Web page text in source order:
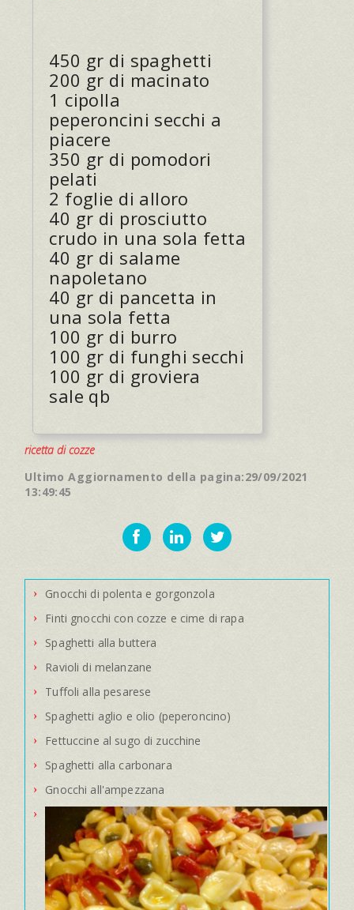
Gnocchi di polenta e gorgonzola
Finti gnocchi con cozze e cime di rapa
Spaghetti alla buttera
Ravioli di melanzane
Tuffoli alla pesarese
Spaghetti aglio e olio (peperoncino)
Fettuccine al sugo di zucchine
Spaghetti alla carbonara
Gnocchi all'ampezzana
450 gr di spaghetti
200 gr di macinato
1 cipolla
peperoncini secchi a
piacere
350 gr di pomodori
pelati
2 foglie di alloro
40 gr di prosciutto
crudo in una sola fetta
40 gr di salame
napoletano
40 gr di pancetta in
una sola fetta
100 gr di burro
100 gr di funghi secchi
100 gr di groviera
sale qb
ricetta di cozze
Ultimo Aggiornamento della pagina:29/09/2021
13:49:45